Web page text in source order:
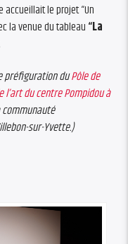
accueillait le projet “Un
la venue du tableau “La
préfiguration duPôle de
l’art du centre Pompidou à
sur-Yvette.)